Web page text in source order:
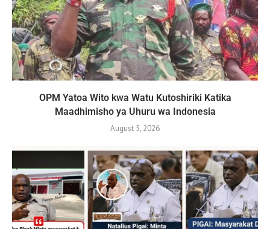
OPM Yatoa Wito kwa Watu Kutoshiriki Katika
Maadhimisho ya Uhuru wa Indonesia
August 5, 2026